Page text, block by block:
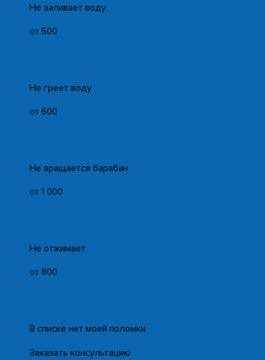
Не заливает воду
от 500
Не греет воду
от 600
Не вращается барабан
от 1 000
Не отжимает
от 800
В списке нет моей поломки
Заказать консультацию